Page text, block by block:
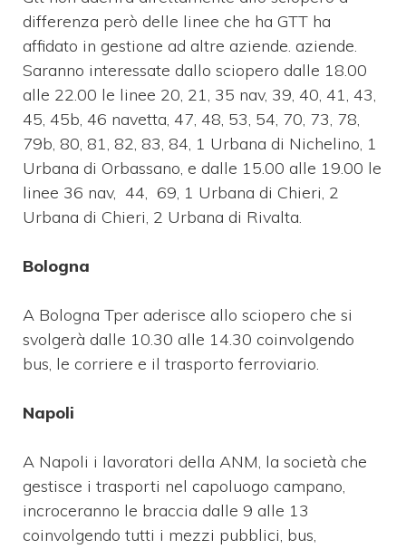
differenza però delle linee che ha GTT ha
affidato in gestione ad altre aziende. aziende.
Saranno interessate dallo sciopero dalle 18.00
alle 22.00 le linee 20, 21, 35 nav, 39, 40, 41, 43,
45, 45b, 46 navetta, 47, 48, 53, 54, 70, 73, 78,
79b, 80, 81, 82, 83, 84, 1 Urbana di Nichelino, 1
Urbana di Orbassano, e dalle 15.00 alle 19.00 le
linee 36 nav, 44, 69, 1 Urbana di Chieri, 2
Urbana di Chieri, 2 Urbana di Rivalta.
Bologna
A Bologna Tper aderisce allo sciopero che si
svolgerà dalle 10.30 alle 14.30 coinvolgendo
bus, le corriere e il trasporto ferroviario.
Napoli
A Napoli i lavoratori della ANM, la società che
gestisce i trasporti nel capoluogo campano,
incroceranno le braccia dalle 9 alle 13
coinvolgendo tutti i mezzi pubblici, bus,